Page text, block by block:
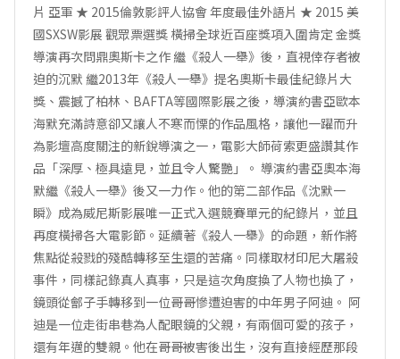
片 亞軍‬‬‬‬‬ ★ ‪‎2015倫敦影評人協會 年度最佳外語片‬‬‬‬‬ ★ 2015 美
國SXSW影展 觀眾票選獎 橫掃全球近百座獎項入圍肯定 金獎
導演再次問鼎奧斯卡之作 繼《殺人一舉》後，直視倖存者被
迫的沉默 繼2013年《殺人一舉》提名奧斯卡最佳紀錄片大
獎、震撼了柏林、BAFTA等國際影展之後，導演約書亞歐本
海默充滿詩意卻又讓人不寒而慄的作品風格，讓他一躍而升
為影壇高度關注的新銳導演之一，電影大師荷索更盛讚其作
品「深厚、極具遠見，並且令人驚艷」。 導演約書亞奧本海
默繼《殺人一舉》後又一力作。他的第二部作品《沈默一
瞬》成為威尼斯影展唯一正式入選競賽單元的紀錄片，並且
再度橫掃各大電影節。延續著《殺人一舉》的命題，新作將
焦點從殺戮的殘酷轉移至生還的苦痛。同樣取材印尼大屠殺
事件，同樣記錄真人真事，只是這次角度換了人物也換了，
鏡頭從鄶子手轉移到一位哥哥慘遭迫害的中年男子阿迪。 阿
迪是一位走街串巷為人配眼鏡的父親，有兩個可愛的孩子，
還有年邁的雙親。他在哥哥被害後出生，沒有直接經歷那段